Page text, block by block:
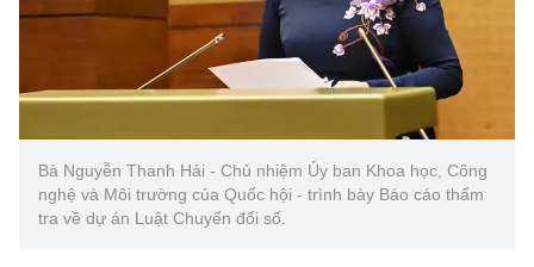
Bà Nguyễn Thanh Hải - Chủ nhiệm Ủy ban Khoa học, Công
nghệ và Môi trường của Quốc hội - trình bày Báo cáo thẩm
tra về dự án Luật Chuyển đổi số.